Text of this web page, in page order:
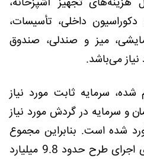
داخلی، تأسیسات،
میز و صندلی، صندوق
می‌باشد.
شده، سرمایه ثابت مورد نیاز
تومان و سرمایه در گردش مورد نیاز
برآورد شده است. بنابراین مجموع
سرمایه‌گذاری مورد نیاز برای اجرای طرح حدود 9.8 میلیارد